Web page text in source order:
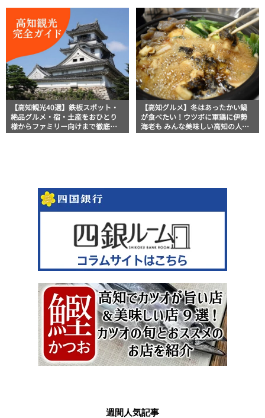
【高知観光40選】鉄板スポット・
絶品グルメ・宿・土産をおひとり
様からファミリー向けまで徹底解
【高知グルメ】冬はあったかい鍋
が食べたい！ウツボに軍鶏に伊勢
海老も みんな美味しい高知の人気
週間人気記事